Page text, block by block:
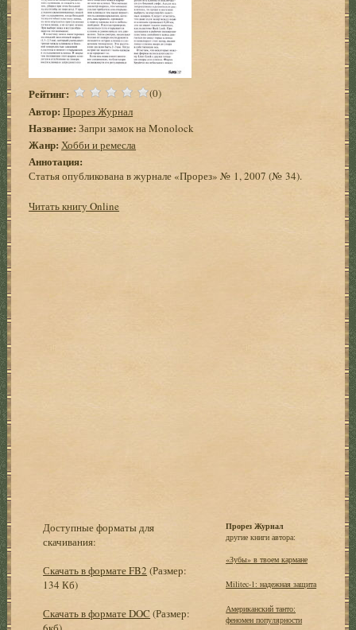
Рейтинг: (0)
Автор: Прорез Журнал
Название: Запри замок на Monolock
Жанр: Хобби и ремесла
Аннотация:
Статья опубликована в журнале «Прорез» № 1, 2007 (№ 34).
Читать книгу Online
Доступные форматы для
скачивания:
Скачать в формате FB2 (Размер:
134 Кб)
Скачать в формате DOC (Размер:
Прорез Журнал
другие книги автора:
«Зубы» в твоем кармане
Militec-1: надежная защита
Американский танто:
феномен популярности